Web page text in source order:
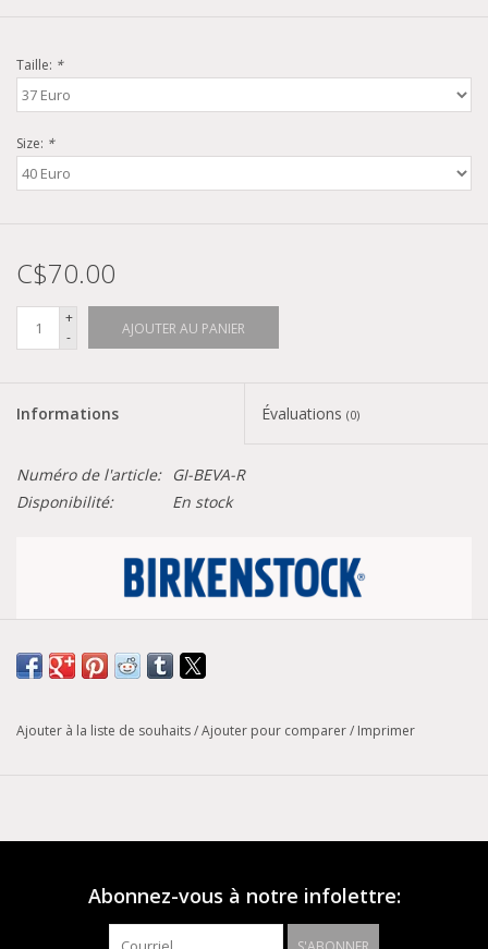
Taille: *
Size: *
C$70.00
+
-
AJOUTER AU PANIER
Informations Évaluations (0)
Numéro de l'article:
GI-BEVA-R
Disponibilité:
En stock
Tableau de conversion des pointures
Modèle : Gizeh
EVA ultra léger et très flexible. Ces sandales colorées
la peau. Portez-les à la plage, dans le jardin ou dans les
espaces de bien-être et de spa. C'est le complément parfait
Ajouter à la liste de souhaits/Ajouter pour comparer/ Imprimer
Abonnez-vous à notre infolettre: